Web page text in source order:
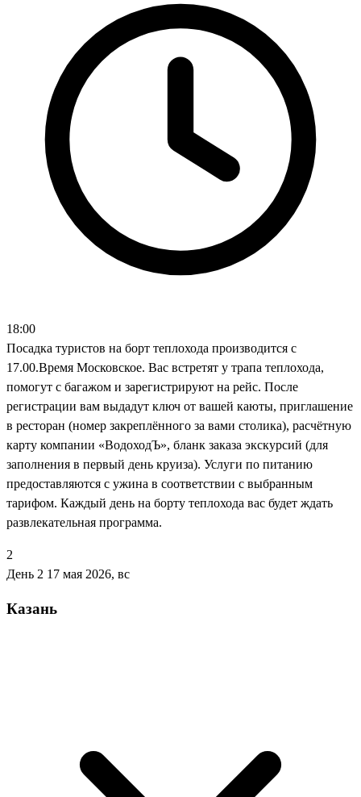
18:00
Посадка туристов на борт теплохода производится с
17.00.Время Московское. Вас встретят у трапа теплохода,
помогут с багажом и зарегистрируют на рейс. После
регистрации вам выдадут ключ от вашей каюты, приглашение
в ресторан (номер закреплённого за вами столика), расчётную
карту компании «ВодоходЪ», бланк заказа экскурсий (для
заполнения в первый день круиза). Услуги по питанию
предоставляются с ужина в соответствии с выбранным
тарифом. Каждый день на борту теплохода вас будет ждать
развлекательная программа.
2
День 2 17 мая 2026, вс
Казань